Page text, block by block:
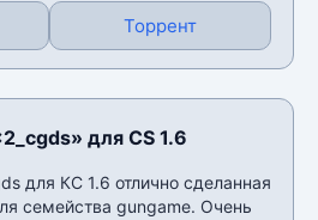
Торрент
для CS 1.6
для КС 1.6 отлично сделанная
семейства gungame. Очень